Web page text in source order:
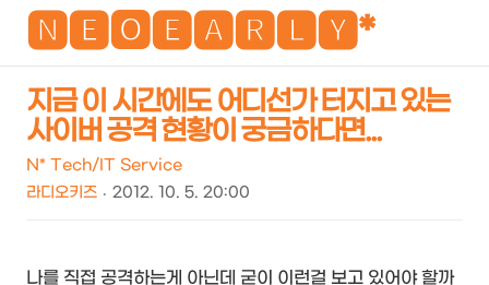
🅽🅴🅾🅴🅰🆁🅻🆈*
지금 이 시간에도 어디선가 터지고 있는
사이버 공격 현황이 궁금하다면...
N* Tech/IT Service
라디오키즈
2012. 10. 5. 20:00
나를 직접 공격하는게 아닌데 굳이 이런걸 보고 있어야 할까